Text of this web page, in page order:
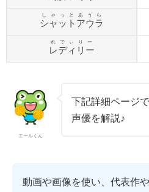
シャットアウラ
しゃっとあうら
レディリー
れでぃりー
エールくん
下記詳細ページ
声優を解説♪
動画や画像を使い、代表作